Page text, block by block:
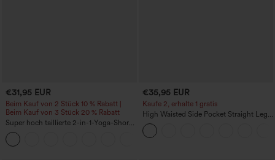
€31,95 EUR
Beim Kauf von 2 Stück 10 % Rabatt |
Beim Kauf von 3 Stück 20 % Rabatt
Super hoch taillierte 2-in-1-Yoga-Shorts
mit Gesäßtasche und Seitentasche-
längere Länge
€35,95 EUR
Kaufe 2, erhalte 1 gratis
High Waisted Side Pocket Straight Leg
Work Pants